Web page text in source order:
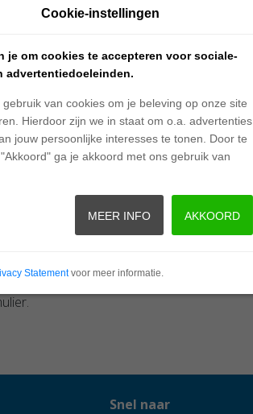
ons
015 –
Snel naar
Cookie-instellingen
je om cookies te accepteren voor sociale-
advertentiedoeleinden.
gebruik van cookies om je beleving op onze site
Hierdoor zijn we in staat om o.a. advertenties
jouw persoonlijke interesses te tonen. Door te
ga je akkoord met ons gebruik van
AKKOORD
MEER INFO
Statementvoor meer informatie.